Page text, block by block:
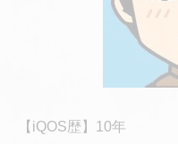
【iQOS歴】10年